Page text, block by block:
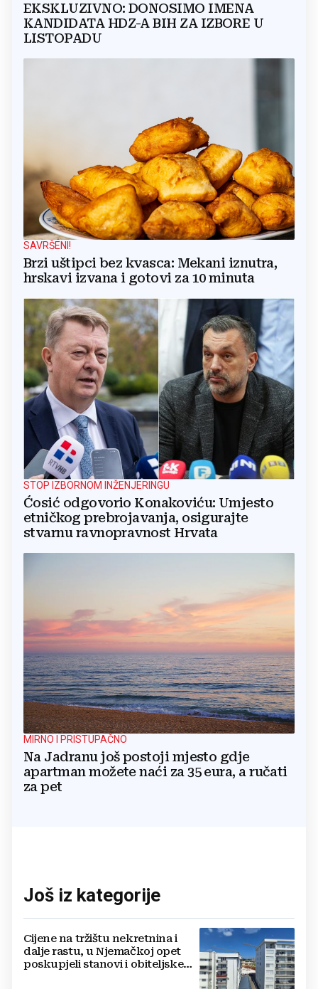
EKSKLUZIVNO: DONOSIMO IMENA
KANDIDATA HDZ-A BIH ZA IZBORE U
LISTOPADU
SAVRŠENI!
Brzi uštipci bez kvasca: Mekani iznutra,
hrskavi izvana i gotovi za 10 minuta
STOP IZBORNOM INŽENJERINGU
Ćosić odgovorio Konakoviću: Umjesto
etničkog prebrojavanja, osigurajte
stvarnu ravnopravnost Hrvata
MIRNO I PRISTUPAČNO
Na Jadranu još postoji mjesto gdje
apartman možete naći za 35 eura, a ručati
za pet
Još iz kategorije
Cijene na tržištu nekretnina i
dalje rastu, u Njemačkoj opet
poskupjeli stanovi i obiteljske